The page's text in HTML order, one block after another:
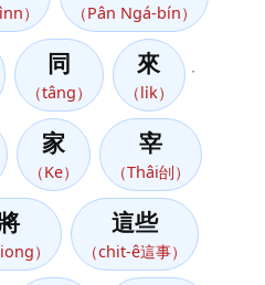
） （Pân Ngá-bín）
同
（tâng）
來
（li̍k）
家
（Ke）
宰
（Thâi刣）
）
這些
（chit-ê這事）